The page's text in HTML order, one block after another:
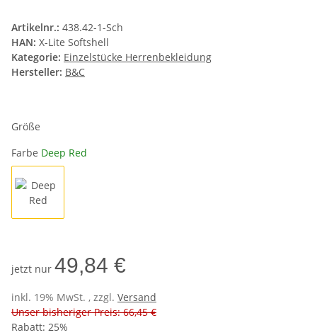
Artikelnr.: 438.42-1-Sch
HAN: X-Lite Softshell
Kategorie: Einzelstücke Herrenbekleidung
Hersteller: B&C
Größe
Farbe Deep Red
jetzt nur 49,84 €
inkl. 19% MwSt. , zzgl. Versand
Unser bisheriger Preis: 66,45 €
Rabatt: 25%